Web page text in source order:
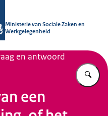
Ministerie van Sociale Zaken en
Werkgelegenheid
en antwoord
een